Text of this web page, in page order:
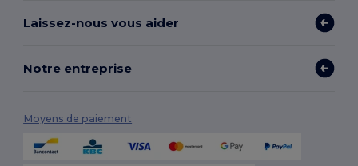
Laissez-nous vous aider
Notre entreprise
Moyens de paiement